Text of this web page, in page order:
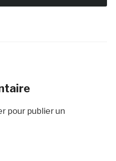
pour publier un